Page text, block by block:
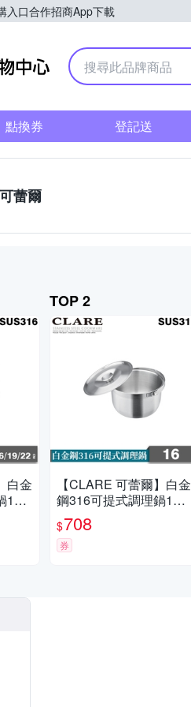
入口合作招商App下載
Yahoo購物中心
點換券 登記送
蕾爾
白金
16+
TOP 2
【CLARE 可蕾爾】白金
鋼316可提式調理鍋16c
m
$708
券